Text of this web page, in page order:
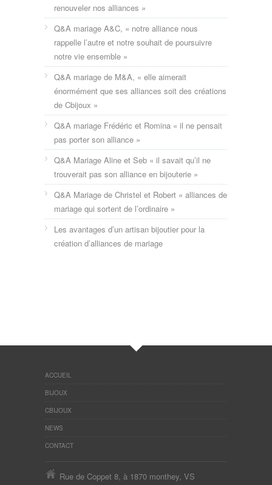
renouveler nos alliances »
Q&A mariage A&C, « notre alliance nous
rappelle l’autre et notre souhait de poursuivre
notre vie ensemble »
Q&A mariage de M&A, « elle aimerait
énormément que ses alliances soit des créations
de Cbijoux »
Q&A mariage Frédéric et Romina « il ne pensait
pas porter son alliance »
Q&A Mariage Aline et Seb « il savait qu’il ne
trouverait pas son alliance en bijouterie »
Q&A Mariage de Christel et Robert « alliances de
mariage qui sortent de l’ordinaire »
Les avantages d’un artisan bijoutier pour la
création d’alliances de mariage
ACCUEIL
BIJOUX
CBIJOUX
NEWS
CONTACT
Rue de Coppet 8, à 1870 monthey, VS